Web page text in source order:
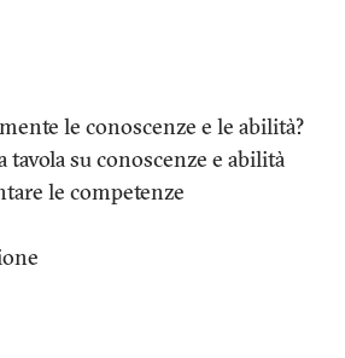
le conoscenze e le abilità?
tavola su conoscenze e abilità
le competenze